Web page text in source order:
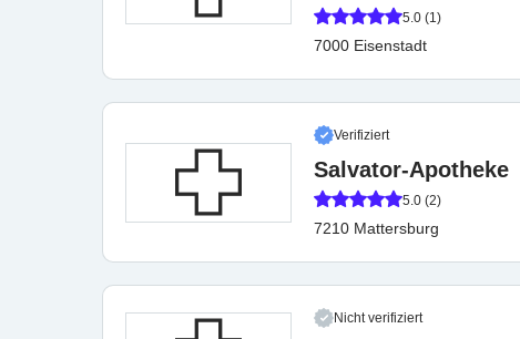
5.0 (1)
7000 Eisenstadt
Verifiziert
Salvator-Apotheke
5.0 (2)
7210 Mattersburg
Nicht verifiziert